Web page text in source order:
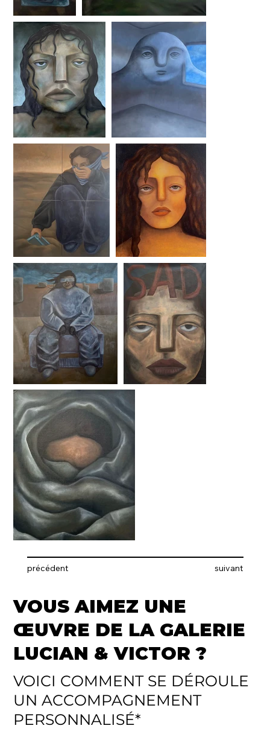
précédent suivant
VOUS AIMEZ UNE
ŒUVRE DE LA GALERIE
LUCIAN & VICTOR ?
VOICI COMMENT SE DÉROULE
UN ACCOMPAGNEMENT
PERSONNALISÉ*